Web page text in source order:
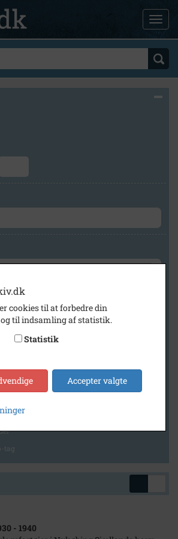
tag
- 1940
cookies til at forbedre din
til indsamling af statistik.
Statistik
Accepter valgte